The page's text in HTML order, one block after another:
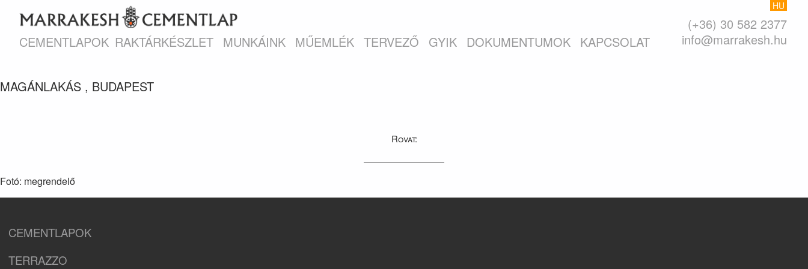
HU
CEMENTLAPOK RAKTÁRKÉSZLET MUNKÁINK MŰEMLÉK TERVEZŐ GYIK DOKUMENTUMOK KAPCSOLAT
(+36) 30 582 2377
info@marrakesh.hu
MAGÁNLAKÁS , BUDAPEST
Rovat:
Fotó: megrendelő
CEMENTLAPOK
TERRAZZO